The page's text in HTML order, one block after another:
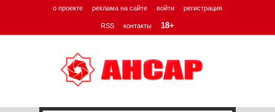
о проекте реклама на сайте войти регистрация
RSS контакты 18+